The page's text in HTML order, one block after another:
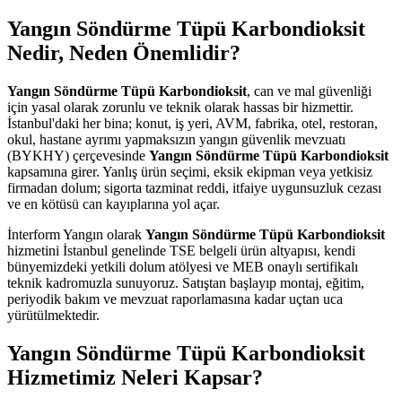
Yangın Söndürme Tüpü Karbondioksit
Nedir, Neden Önemlidir?
Yangın Söndürme Tüpü Karbondioksit, can ve mal güvenliği
için yasal olarak zorunlu ve teknik olarak hassas bir hizmettir.
İstanbul'daki her bina; konut, iş yeri, AVM, fabrika, otel, restoran,
okul, hastane ayrımı yapmaksızın yangın güvenlik mevzuatı
(BYKHY) çerçevesinde Yangın Söndürme Tüpü Karbondioksit
kapsamına girer. Yanlış ürün seçimi, eksik ekipman veya yetkisiz
firmadan dolum; sigorta tazminat reddi, itfaiye uygunsuzluk cezası
ve en kötüsü can kayıplarına yol açar.
İnterform Yangın olarak Yangın Söndürme Tüpü Karbondioksit
hizmetini İstanbul genelinde TSE belgeli ürün altyapısı, kendi
bünyemizdeki yetkili dolum atölyesi ve MEB onaylı sertifikalı
teknik kadromuzla sunuyoruz. Satıştan başlayıp montaj, eğitim,
periyodik bakım ve mevzuat raporlamasına kadar uçtan uca
yürütülmektedir.
Yangın Söndürme Tüpü Karbondioksit
Hizmetimiz Neleri Kapsar?